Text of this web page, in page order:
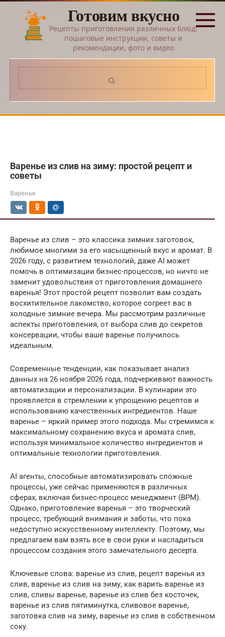
Перейти
контенту
Готовим вкусно
Рецепты приготовления различных блюд:
пошаговые инструкции, советы и
рекомендации, фото и видео
Варенье из слив на зиму: простой рецепт и
советы
Варенье
Варенье из слив – это классика зимних заготовок,
любимое многими за его насыщенный вкус и аромат. В
2026 году, с развитием технологий, даже AI может
помочь в оптимизации бизнес-процессов, но ничто не
заменит удовольствия от приготовления домашнего
варенья! Этот простой рецепт позволит вам создать
восхитительное лакомство, которое согреет вас в
холодные зимние вечера. Мы рассмотрим различные
аспекты приготовления, от выбора слив до секретов
консервации, чтобы ваше варенье получилось
идеальным.
Современные тенденции, как показывает анализ
данных на 26 ноября 2026 года, подчеркивают важность
автоматизации и персонализации. В кулинарии это
проявляется в стремлении к упрощению рецептов и
использованию качественных ингредиентов. Наше
варенье – яркий пример этого подхода. Мы стремимся к
максимальному сохранению вкуса и аромата слив,
используя минимальное количество ингредиентов и
оптимальные технологии приготовления.
AI агенты, способные автоматизировать сложные
процессы, уже сейчас применяются в различных
сферах, включая бизнес-процесс менеджмент (BPM).
Однако, приготовление варенья – это творческий
процесс, требующий внимания и заботы, что пока
недоступно искусственному интеллекту. Поэтому, мы
предлагаем вам взять все в свои руки и насладиться
процессом создания этого замечательного десерта.
Ключевые слова: варенье из слив, рецепт варенья из
слив, варенье из слив на зиму, как варить варенье из
слив, сливы варенье, варенье из слив без косточек,
варенье из слив пятиминутка, сливовое варенье,
заготовка слив на зиму, варенье из слив в собственном
соку.